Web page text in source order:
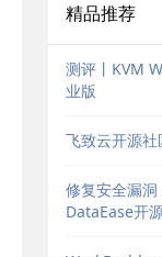
精品推荐
测评丨KVM
业版
飞致云开源社
修复安全漏洞
DataEase开